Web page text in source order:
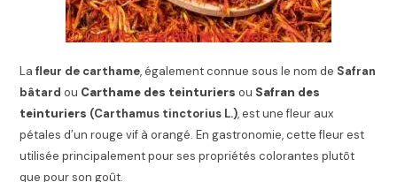
Lafleur de carthame, également connue sous le nom de Safran
bâtardou Carthame des teinturiersou Safran des
teinturiers (Carthamus tinctorius L.), est une fleur aux
pétales d’un rouge vif à orangé. En gastronomie, cette fleur est
utilisée principalement pour ses propriétés colorantes plutôt
que pour son goût.